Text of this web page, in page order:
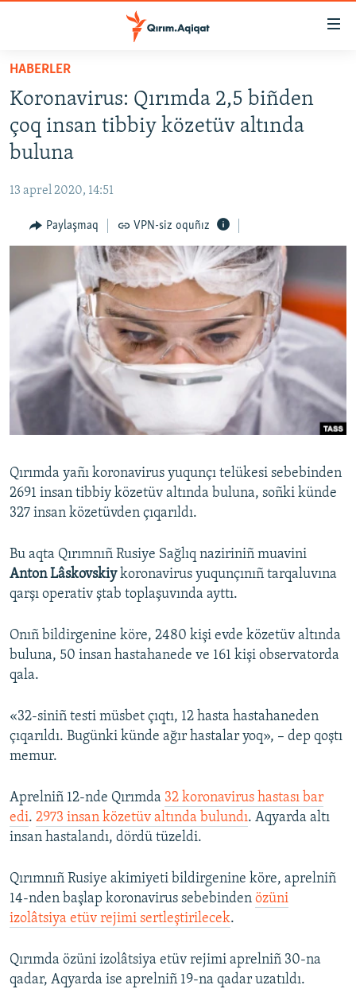
Esas
qaytmaq
Baş
navigatsiyağa
qaytmaq
Qıdıruvğa
qaytmaq
İQTİSADİYAT
MEDENİYET
İNSAN AQLARI
SÜRET
BLOGLAR
FİKİR
Русский
Українською
HABERLER
Koronavirus: Qırımda 2,5 biñden
çoq insan tibbiy közetüv altında
buluna
13 aprel 2020, 14:51
Paylaşmaq VPN-siz oquñız
Qırımda yañı koronavirus yuqunçı telükesi sebebinden
2691 insan tibbiy közetüv altında buluna, soñki künde
327 insan közetüvden çıqarıldı.
Bu aqta Qırımnıñ Rusiye Sağlıq naziriniñ muavini
Anton Lâskovskiykoronavirus yuqunçınıñ tarqaluvına
qarşı operativ ştab toplaşuvında ayttı.
Onıñ bildirgenine köre, 2480 kişi evde közetüv altında
buluna, 50 insan hastahanede ve 161 kişi observatorda
qala.
«32-siniñ testi müsbet çıqtı, 12 hasta hastahaneden
çıqarıldı. Bugünki künde ağır hastalar yoq», – dep qoştı
memur.
Aprelniñ 12-nde Qırımda 32 koronavirus hastası bar
edi. 2973 insan közetüv altında bulundı. Aqyarda altı
insan hastalandı, dördü tüzeldi.
Qırımnıñ Rusiye akimiyeti bildirgenine köre, aprelniñ
14-nden başlap koronavirus sebebinden özüni
izolâtsiya etüv rejimi sertleştirilecek.
Qırımda özüni izolâtsiya etüv rejimi aprelniñ 30-na
qadar, Aqyarda ise aprelniñ 19-na qadar uzatıldı.